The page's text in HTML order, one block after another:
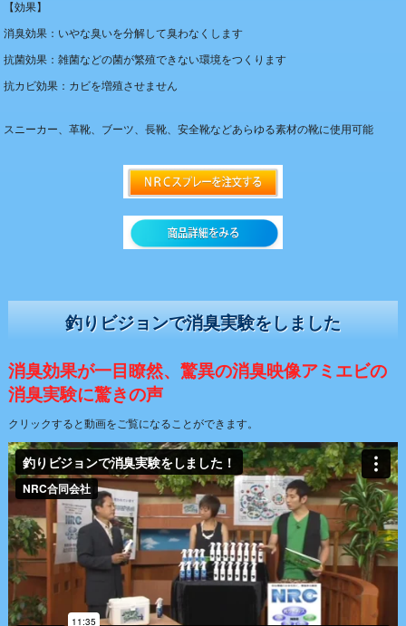
【効果】
消臭効果：いやな臭いを分解して臭わなくします
抗菌効果：雑菌などの菌が繁殖できない環境をつくります
抗カビ効果：カビを増殖させません
スニーカー、革靴、ブーツ、長靴、安全靴などあらゆる素材の靴に使用可能
釣りビジョンで消臭実験をしました
消臭効果が一目瞭然、驚異の消臭映像アミエビの
消臭実験に驚きの声
クリックすると動画をご覧になることができます。